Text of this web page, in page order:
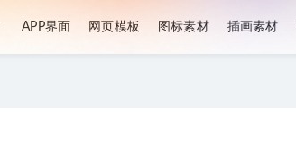
APP界面 网页模板 图标素材 插画素材